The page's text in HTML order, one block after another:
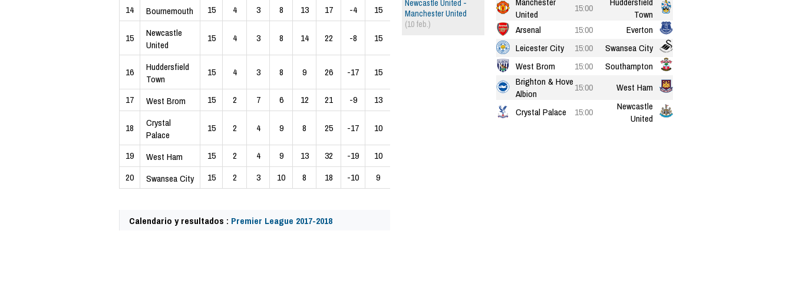
14
Bournemouth 15 4 3 8 13 17 -4 15
15
Newcastle
United
15 4 3 8 14 22 -8 15
16
Huddersfield
Town
15 4 3 8 9 26 -17 15
17 West Brom 15 2 7 6 12 21 -9 13
18
Crystal
Palace
15 2 4 9 8 25 -17 10
19 West Ham 15 2 4 9 13 32 -19
10
20
Swansea City 15 2 3 10 8 18 -10 9
Calendario y resultados : Premier League 2017-2018
Newcastle United -
Manchester United
(10 feb.)
United
15:00
Town
Arsenal
15:00
Everton
Leicester City
15:00
Swansea City
West Brom
15:00
Southampton
Brighton & Hove
Albion
15:00
West Ham
Crystal Palace
15:00
Newcastle
United